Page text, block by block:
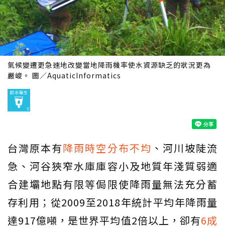
氣候變遷更急速地改變當地降雨機率使水資源缺乏的狀況更為
嚴峻。 圖／AquaticInformatics
台灣原本有降雨時空分布不均 、河川坡陡流
急、河谷狹窄水庫庫容小及地質年淺質弱適
合建壩地點有限等侷限使降雨量無法充分蓄
存利用；從2009至2018年統計平均年降雨量
達917億噸，是世界平均值2倍以上，卻有6成